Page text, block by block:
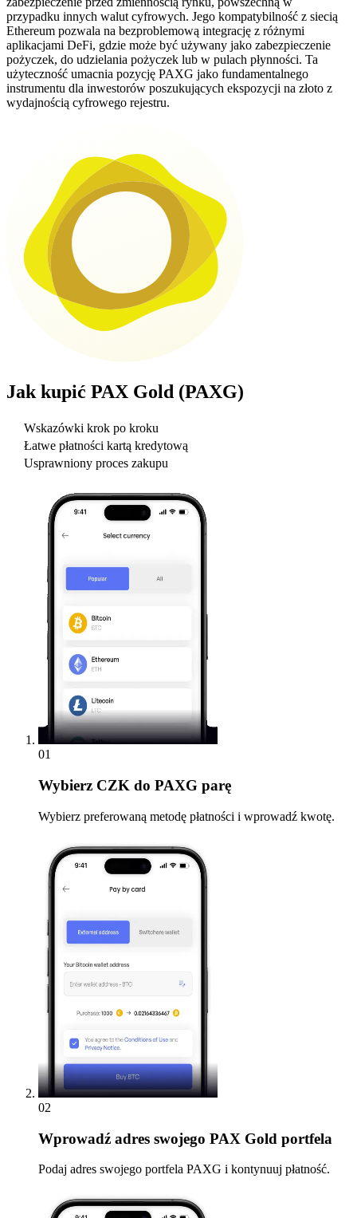
przypadku innych walut cyfrowych. Jego kompatybilność z siecią
Ethereum pozwala na bezproblemową integrację z różnymi
aplikacjami DeFi, gdzie może być używany jako zabezpieczenie
pożyczek, do udzielania pożyczek lub w pulach płynności. Ta
użyteczność umacnia pozycję PAXG jako fundamentalnego
instrumentu dla inwestorów poszukujących ekspozycji na złoto z
wydajnością cyfrowego rejestru.
Jak kupić PAX Gold (PAXG)
Wskazówki krok po kroku
Łatwe płatności kartą kredytową
Usprawniony proces zakupu
01
Wybierz CZK do PAXG parę
Wybierz preferowaną metodę płatności i wprowadź kwotę.
02
Wprowadź adres swojego PAX Gold portfela
Podaj adres swojego portfela PAXG i kontynuuj płatność.